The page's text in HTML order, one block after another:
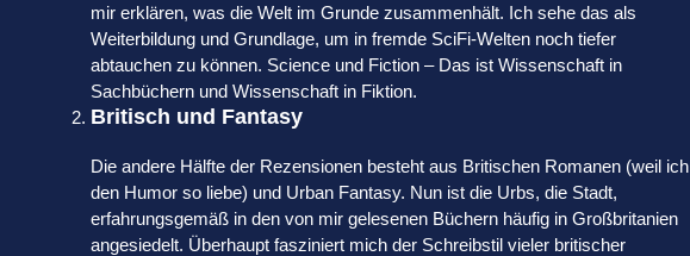
mir erklären, was die Welt im Grunde zusammenhält. Ich sehe das als
Weiterbildung und Grundlage, um in fremde SciFi-Welten noch tiefer
abtauchen zu können. Science und Fiction – Das ist Wissenschaft in
Sachbüchern und Wissenschaft in Fiktion.
Britisch und Fantasy
Die andere Hälfte der Rezensionen besteht aus Britischen Romanen (weil ich
den Humor so liebe) und Urban Fantasy. Nun ist die Urbs, die Stadt,
erfahrungsgemäß in den von mir gelesenen Büchern häufig in Großbritanien
angesiedelt. Überhaupt fasziniert mich der Schreibstil vieler britischer